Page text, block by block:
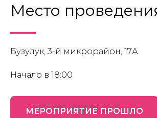
Место
Бузулук, 3-й микрорайон, 17А
Начало в 18:00
МЕРОПРИЯТИЕ ПРОШЛО